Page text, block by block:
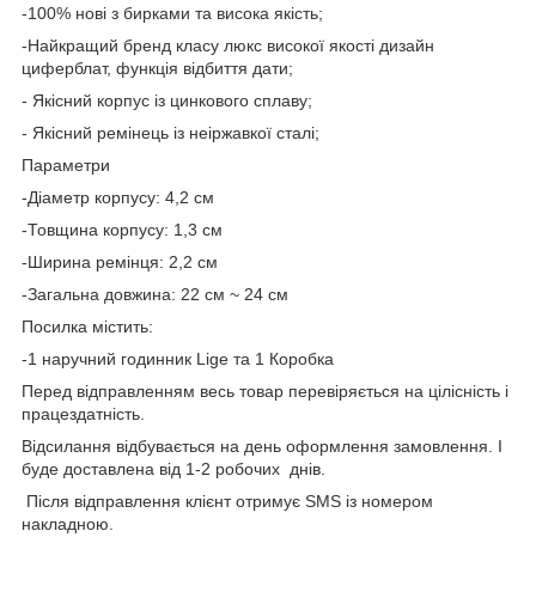
-100% нові з бирками та висока якість;
-Найкращий бренд класу люкс високої якості дизайн
циферблат, функція відбиття дати;
- Якісний корпус із цинкового сплаву;
- Якісний ремінець із неіржавкої сталі;
Параметри
-Діаметр корпусу: 4,2 см
-Товщина корпусу: 1,3 см
-Ширина ремінця: 2,2 см
-Загальна довжина: 22 см ~ 24 см
Посилка містить:
-1 наручний годинник Lige та 1 Коробка
Перед відправленням весь товар перевіряється на цілісність і
працездатність.
Відсилання відбувається на день оформлення замовлення. І
буде доставлена від 1-2 робочих днів.
Після відправлення клієнт отримує SMS із номером
накладною.